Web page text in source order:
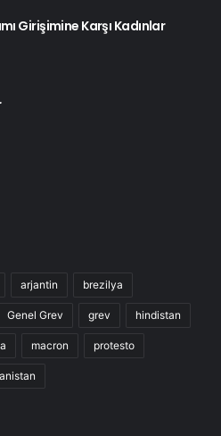
Girişimine Karşı Kadınlar
arjantin brezilya
Genel Grev grev hindistan
macron protesto